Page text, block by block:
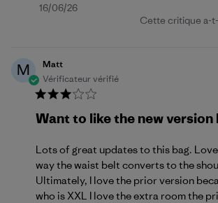
Date
16/06/26
Cette critique a-
M
Matt
Vérificateur vérifié
Want to like the new version
Lots of great updates to this bag.
way the waist belt converts to the
Ultimately, I love the prior version
who is XXL I love the extra room the